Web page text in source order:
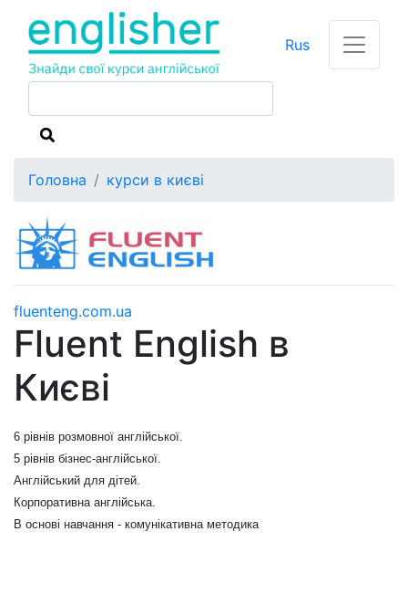
Rus
Головна курси в києві
fluenteng.com.ua
Fluent English в
Києві
6 рівнів розмовної англійської.
5 рівнів бізнес-англійської.
Англійський для дітей.
Корпоративна англійська.
В основі навчання - комунікативна методика